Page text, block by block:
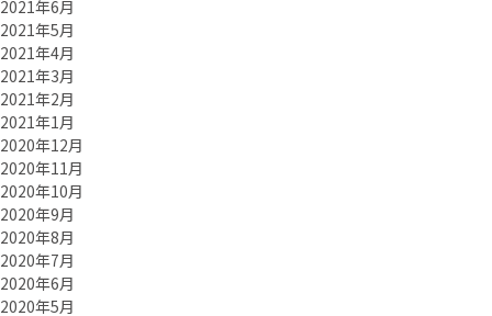
2021年6月
2021年5月
2021年4月
2021年3月
2021年2月
2021年1月
2020年12月
2020年11月
2020年10月
2020年9月
2020年8月
2020年7月
2020年6月
2020年5月